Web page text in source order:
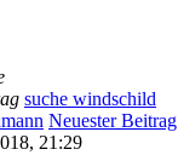
suche windschild
Neuester Beitrag
21:29